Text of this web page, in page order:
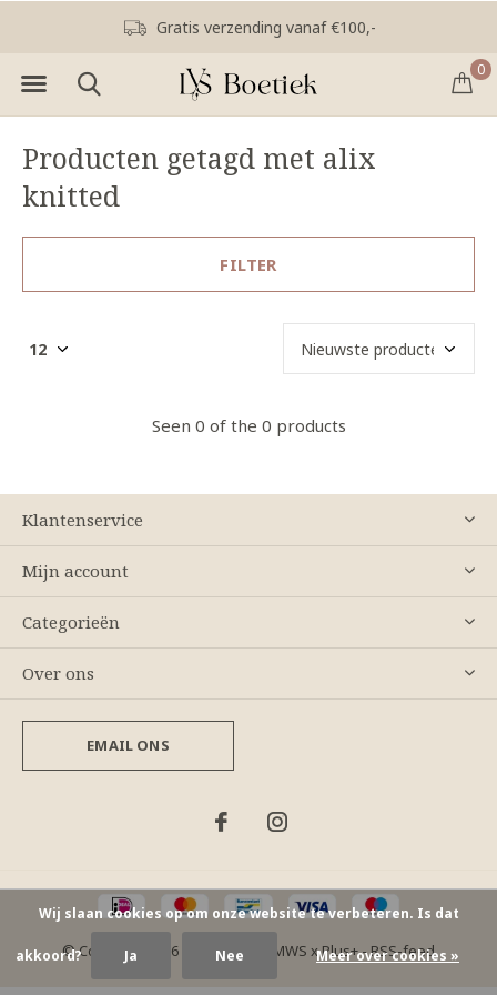
0
Gratis verzending vanaf €100,-
Producten getagd met alix
knitted
FILTER
Seen 0 of the 0 products
Klantenservice
Mijn account
Categorieën
Over ons
EMAIL ONS
© Copyright 2026 - Theme By DMWS xPlus+-RSS-feed
Wij slaan cookies op om onze website te verbeteren. Is dat
akkoord? Ja Nee Meer over cookies »